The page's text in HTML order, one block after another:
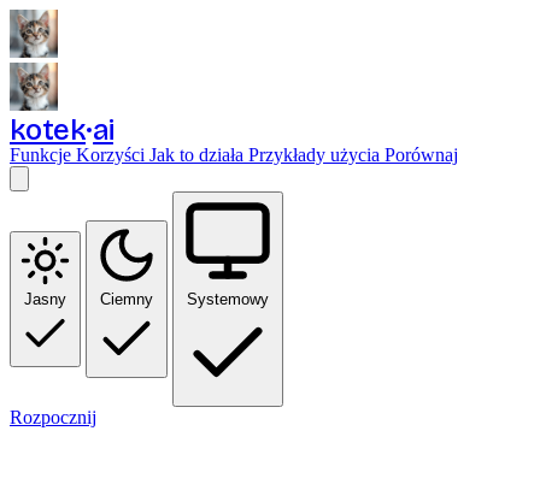
kotek ai
Funkcje Korzyści Jak to działa Przykłady użycia Porównaj
Jasny Ciemny Systemowy
Rozpocznij